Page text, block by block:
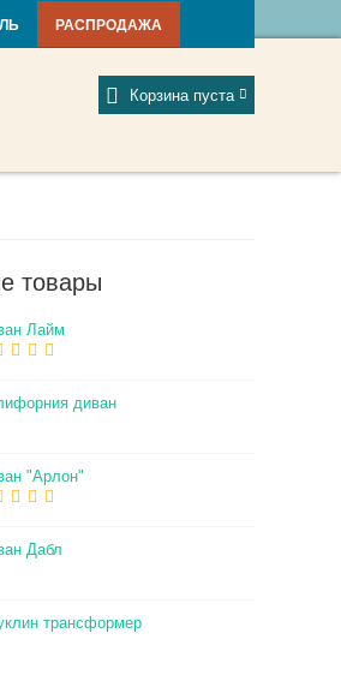
Мой профиль
Корзина пуста
РАСПРОДАЖА
товары
Лайм
диван
"Арлон"
Дабл
трансформер